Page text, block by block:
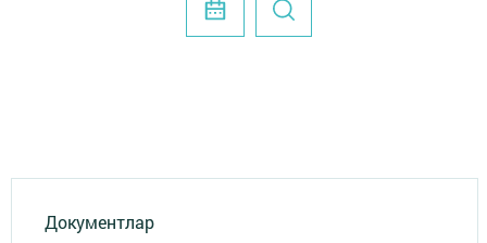
Документлар